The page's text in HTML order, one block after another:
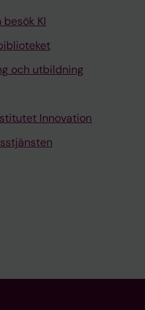
KI
och utbildning
Innovation